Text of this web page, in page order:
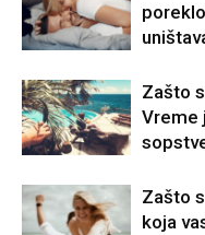
Zašto
Vreme
Zašto
koja